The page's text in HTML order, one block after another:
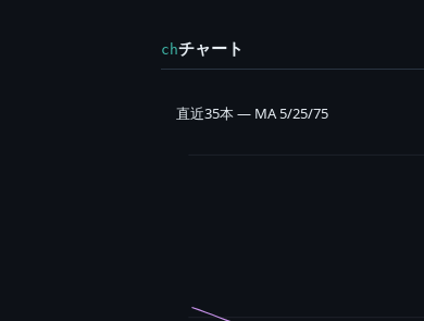
chチャート
直近35本 — MA 5/25/75